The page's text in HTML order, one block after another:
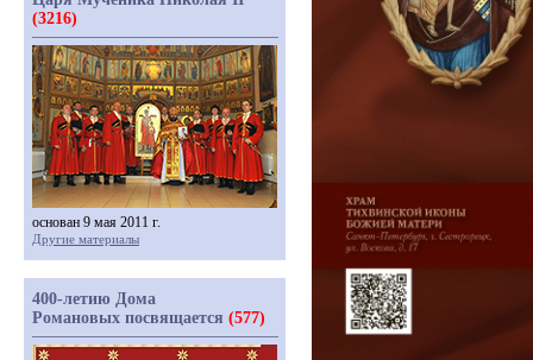
(3216)
основан 9 мая 2011 г.
Другие материалы
400-летию Дома
Романовых посвящается (577)